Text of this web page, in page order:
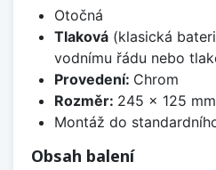
Otočná
Tlaková(klasická
vodnímu řádu nebo
Provedení: Chrom
Rozměr: 245 x 125 mm
Montáž do
Obsah balení